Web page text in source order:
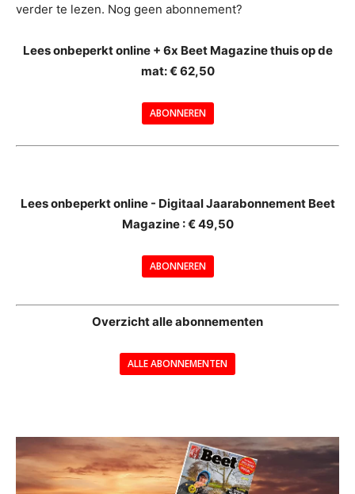
verder te lezen. Nog geen abonnement?
Lees onbeperkt online + 6x Beet Magazine thuis op de
mat: € 62,50
ABONNEREN
Lees onbeperkt online - Digitaal Jaarabonnement Beet
Magazine : € 49,50
ABONNEREN
Overzicht alle abonnementen
ALLE ABONNEMENTEN